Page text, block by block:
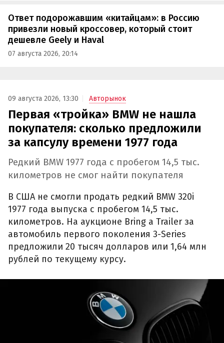
Ответ подорожавшим «китайцам»: в Россию
привезли новый кроссовер, который стоит
дешевле Geely и Haval
07 августа 2026, 20:14
09 августа 2026, 13:30 Авторынок
Первая «тройка» BMW не нашла
покупателя: сколько предложили
за капсулу времени 1977 года
Редкий BMW 1977 года с пробегом 14,5 тыс.
километров не смог найти покупателя
В США не смогли продать редкий BMW 320i
1977 года выпуска с пробегом 14,5 тыс.
километров. На аукционе Bring a Trailer за
автомобиль первого поколения 3-Series
предложили 20 тысяч долларов или 1,64 млн
рублей по текущему курсу.